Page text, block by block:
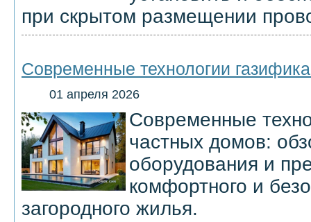
при скрытом размещении
Современные технологии
01 апреля 2026
Современные
частных домов:
оборудования и
комфортного и
загородного жилья.